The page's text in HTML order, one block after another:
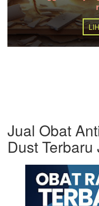
Jual Obat
Dust